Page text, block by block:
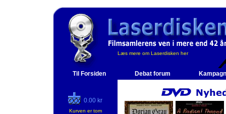
Til Forsiden Debat forum
Læs mere om Laserdisken her
0.00 kr
Kurven er tom